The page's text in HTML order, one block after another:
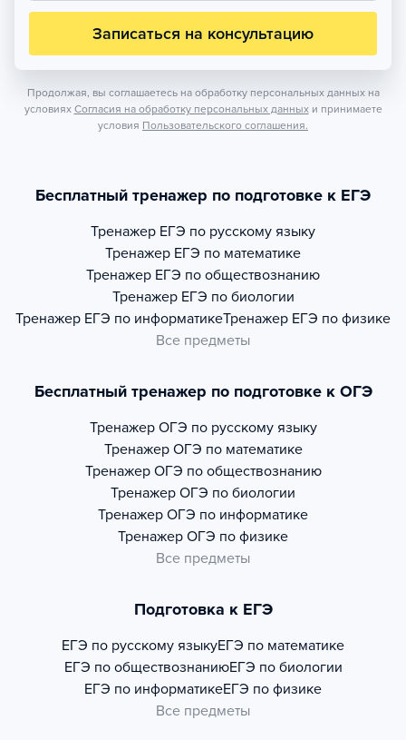
Записаться на консультацию
Продолжая, вы соглашаетесь на обработку персональных данных на
условиях Согласия на обработку персональных данных и принимаете
условия Пользовательского соглашения.
Бесплатный тренажер по подготовке к ЕГЭ
Тренажер ЕГЭ по русскому языку
Тренажер ЕГЭ по математике
Тренажер ЕГЭ по обществознанию
Тренажер ЕГЭ по биологии
Тренажер ЕГЭ по информатикеТренажер ЕГЭ по физике
Все предметы
Бесплатный тренажер по подготовке к ОГЭ
Тренажер ОГЭ по русскому языку
Тренажер ОГЭ по математике
Тренажер ОГЭ по обществознанию
Тренажер ОГЭ по биологии
Тренажер ОГЭ по информатике
Тренажер ОГЭ по физике
Все предметы
Подготовка к ЕГЭ
ЕГЭ по русскому языкуЕГЭ по математике
ЕГЭ по обществознаниюЕГЭ по биологии
ЕГЭ по информатикеЕГЭ по физике
Все предметы